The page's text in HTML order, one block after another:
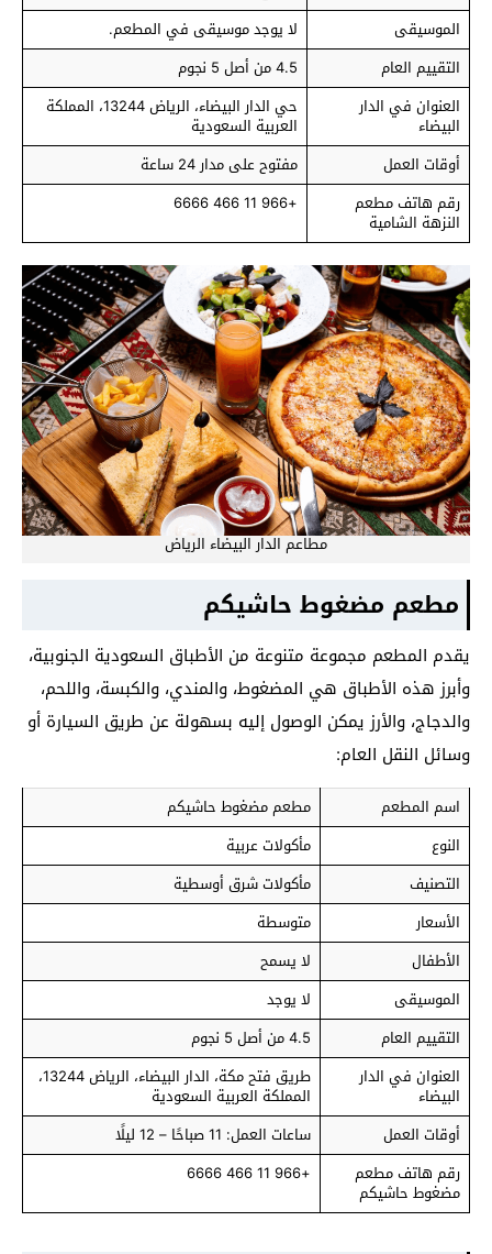
الموسيقى
لا يوجد موسيقى في المطعم.
التقييم العام
4.5 من أصل 5 نجوم
العنوان في الدار
البيضاء
حي الدار البيضاء، الرياض 13244، المملكة
العربية السعودية
أوقات العمل
مفتوح على مدار 24 ساعة
رقم هاتف مطعم
النزهة الشامية
+966 11 466 6666
مطاعم الدار البيضاء الرياض
مطعم مضغوط حاشيكم
يقدم المطعم مجموعة متنوعة من الأطباق السعودية الجنوبية،
وأبرز هذه الأطباق هي المضغوط، والمندي، والكبسة، واللحم،
والدجاج، والأرز يمكن الوصول إليه بسهولة عن طريق السيارة أو
وسائل النقل العام:
اسم المطعم
مطعم مضغوط حاشيكم
النوع
مأكولات عربية
التصنيف
مأكولات شرق أوسطية
الأسعار
متوسطة
الأطفال
لا يسمح
الموسيقى
لا يوجد
التقييم العام
4.5 من أصل 5 نجوم
العنوان في الدار
البيضاء
طريق فتح مكة، الدار البيضاء، الرياض 13244،
المملكة العربية السعودية
أوقات العمل
ساعات العمل: 11 صباحًا – 12 ليلًا
رقم هاتف مطعم
مضغوط حاشيكم
+966 11 466 6666